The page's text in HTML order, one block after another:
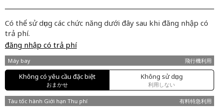
Có thể sử dụng các chức năng dưới đây sau khi đăng nhập có
trả phí.
đăng nhập có trả phí
Máy bay 飛行機利用
Không có yêu cầu đặc biệt
おまかせ
Không sử dụng
利用しない
Tàu tốc hành Giới hạn Thu phí 有料特急利用